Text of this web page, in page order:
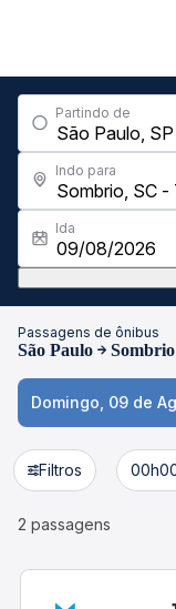
Partindo de
Indo para
Ida
Passagens de ônibus
São Paulo Sombrio
Domingo, 09 de
Filtros
2 passagens